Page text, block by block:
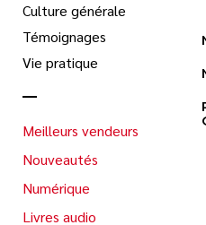
Culture générale
Témoignages
Vie pratique
Meilleurs vendeurs
Nouveautés
Numérique
Livres audio